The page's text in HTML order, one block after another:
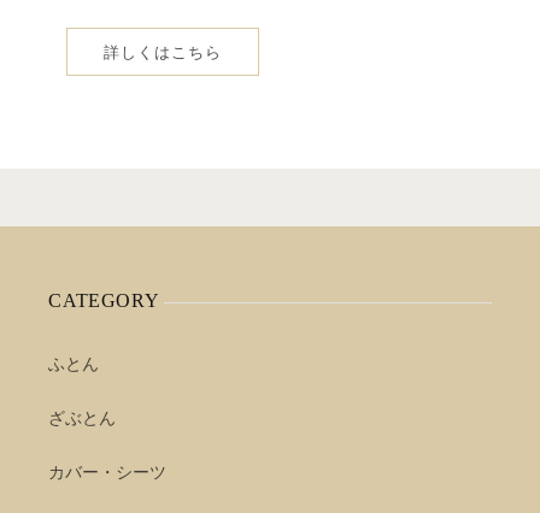
詳しくはこちら
CATEGORY
ふとん
ざぶとん
カバー・シーツ